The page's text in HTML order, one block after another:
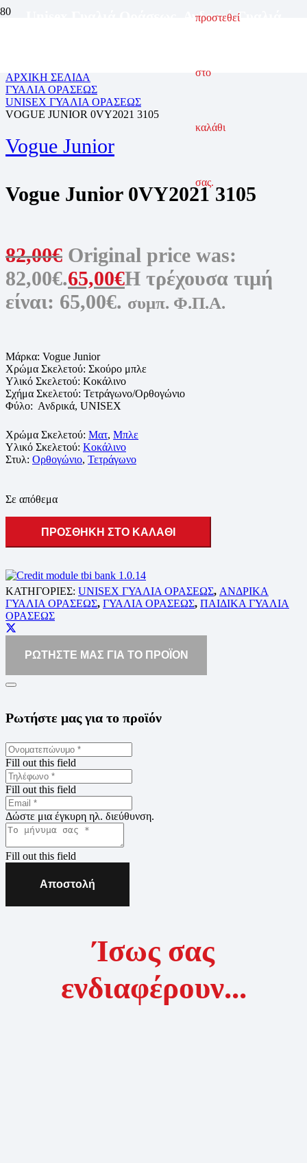
προστεθεί
στο
καλάθι
σας.
Ανδρικά Γυαλιά
ΑΡΧΙΚΗ ΣΕΛΙΔΑ
ΓΥΑΛΙΑ ΟΡΑΣΕΩΣ
UNISEX ΓΥΑΛΙΑ ΟΡΑΣΕΩΣ
VOGUE JUNIOR 0VY2021 3105
Vogue Junior
Vogue Junior 0VY2021 3105
82,00€ Original price was:
82,00€.65,00€Η τρέχουσα τιμή
είναι: 65,00€. συμπ. Φ.Π.Α.
Μάρκα: Vogue Junior
Χρώμα Σκελετού: Σκούρο μπλε
Υλικό Σκελετού: Κοκάλινο
Σχήμα Σκελετού: Τετράγωνο/Ορθογώνιο
Φύλο: Ανδρικά, UNISEX
Χρώμα Σκελετού: Ματ, Μπλε
Υλικό Σκελετού: Κοκάλινο
Στυλ: Ορθογώνιο, Τετράγωνο
Σε απόθεμα
ΠΡΟΣΘΗΚΗ ΣΤΟ ΚΑΛΑΘΙ
ΚΑΤΗΓΟΡΙΕΣ: UNISEX ΓΥΑΛΙΑ ΟΡΑΣΕΩΣ, ΑΝΔΡΙΚΑ
ΓΥΑΛΙΑ ΟΡΑΣΕΩΣ, ΓΥΑΛΙΑ ΟΡΑΣΕΩΣ, ΠΑΙΔΙΚΑ ΓΥΑΛΙΑ
ΟΡΑΣΕΩΣ
ΡΩΤΗΣΤΕ ΜΑΣ ΓΙΑ ΤΟ ΠΡΟΪΟΝ
Ρωτήστε μας για το προϊόν
Fill out this field
Fill out this field
Δώστε μια έγκυρη ηλ. διεύθυνση.
Fill out this field
Αποστολή
Ίσως σας
ενδιαφέρουν...